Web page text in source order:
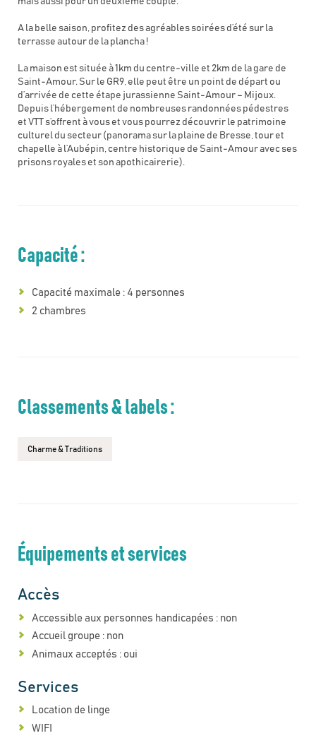
A la belle saison, profitez des agréables soirées d’été sur la
terrasse autour de la plancha !
La maison est située à 1km du centre-ville et 2km de la gare de
Saint-Amour. Sur le GR9, elle peut être un point de départ ou
d’arrivée de cette étape jurassienne Saint-Amour – Mijoux.
Depuis l’hébergement de nombreuses randonnées pédestres
et VTT s’offrent à vous et vous pourrez découvrir le patrimoine
culturel du secteur (panorama sur la plaine de Bresse, tour et
chapelle à l’Aubépin, centre historique de Saint-Amour avec ses
prisons royales et son apothicairerie).
Capacité :
Capacité maximale : 4 personnes
2 chambres
Classements & labels :
Charme & Traditions
Équipements et services
Accès
Accessible aux personnes handicapées : non
Accueil groupe : non
Animaux acceptés : oui
Services
Location de linge
WIFI